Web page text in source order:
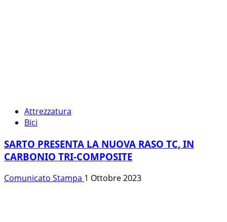
Attrezzatura
Bici
SARTO PRESENTA LA NUOVA RASO TC, IN
CARBONIO TRI-COMPOSITE
Comunicato Stampa 1 Ottobre 2023